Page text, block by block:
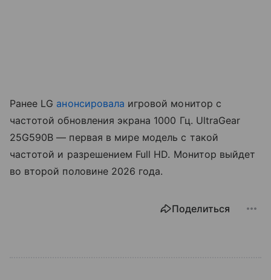
Ранее LG анонсировала игровой монитор с
частотой обновления экрана 1000 Гц. UltraGear
25G590B — первая в мире модель с такой
частотой и разрешением Full HD. Монитор выйдет
во второй половине 2026 года.
Поделиться